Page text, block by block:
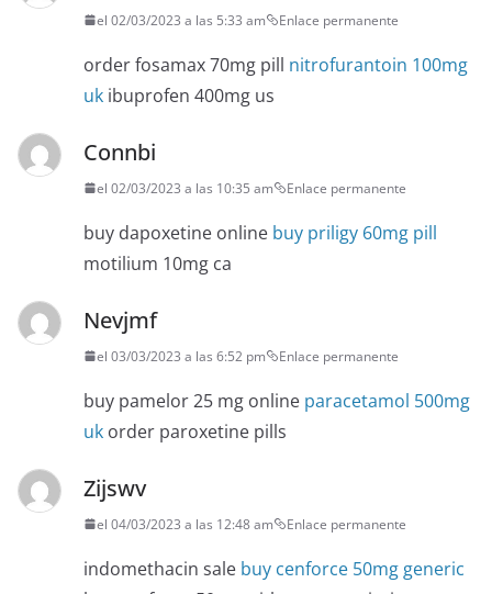
el 02/03/2023 a las 5:33 am Enlace permanente
order fosamax 70mg pill nitrofurantoin 100mg
uk ibuprofen 400mg us
Connbi
el 02/03/2023 a las 10:35 am Enlace permanente
buy dapoxetine online buy priligy 60mg pill
motilium 10mg ca
Nevjmf
el 03/03/2023 a las 6:52 pm Enlace permanente
buy pamelor 25 mg online paracetamol 500mg
uk order paroxetine pills
Zijswv
el 04/03/2023 a las 12:48 am Enlace permanente
indomethacin sale buy cenforce 50mg generic